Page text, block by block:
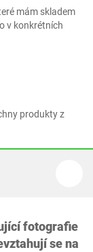
mám skladem
v konkrétních
produkty z
fotografie
se na